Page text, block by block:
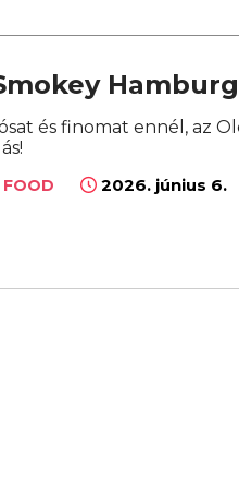
és finomat ennél, az
FOOD 2026. június 6.